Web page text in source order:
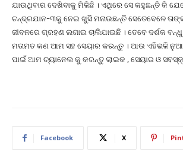
ଯାଉଥିବାର ଦେଖିବାକୁ ମିଳିଛି । ଏଥିରେ ସେ କହୁଛନ୍ତି କି
ଚନ୍ଦ୍ରଯାନ-୩କୁ ନେଇ ଖୁସି ମନାଉଛନ୍ତି ସେତେବେଳେ
ଜୀବନରେ ଗ୍ରହଣ ଲଗାଇ ଚାଲିଯାଇଛି । ତେବେ ଦର୍ଶକ
ମତାମତ କଣ ଆମ ସହ ସେୟାର କରନ୍ତୁ । ଆଉ ଏହିଭଳି
ପାଇଁ ଆମ ଚ୍ୟାନେଲ କୁ କରନ୍ତୁ ଲାଇକ , ସେୟାର ଓ
Facebook X